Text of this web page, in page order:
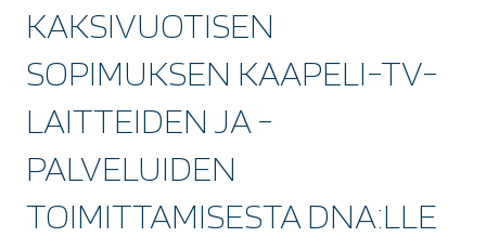
KAKSIVUOTISEN
SOPIMUKSEN KAAPELI-TV-
LAITTEIDEN JA -
PALVELUIDEN
TOIMITTAMISESTA DNA:LLE